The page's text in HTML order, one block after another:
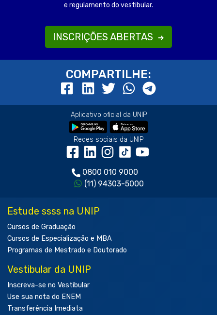
e regulamento do vestibular.
INSCRIÇÕES ABERTAS
COMPARTILHE:
Aplicativo oficial da UNIP
Redes sociais da UNIP
0800 010 9000
(11) 94303-5000
Estude ssss na UNIP
Cursos de Graduação
Cursos de Especialização e MBA
Programas de Mestrado e Doutorado
Vestibular da UNIP
Inscreva-se no Vestibular
Use sua nota do ENEM
Transferência Imediata